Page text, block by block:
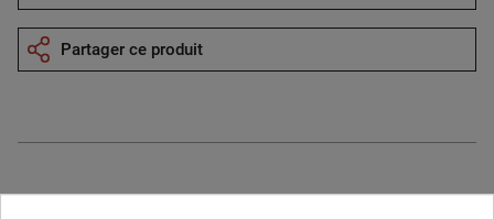
Partager ce produit